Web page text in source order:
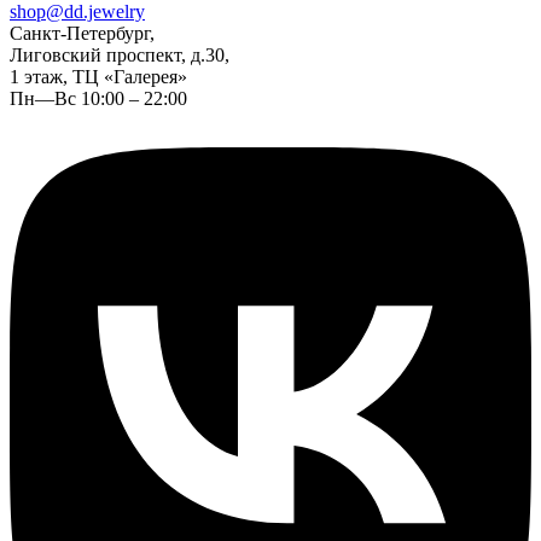
shop@dd.jewelry
Санкт-Петербург,
Лиговский проспект, д.30,
1 этаж, ТЦ «Галерея»
Пн—Вс 10:00 – 22:00